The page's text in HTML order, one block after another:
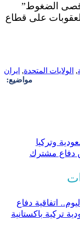
الضغوط”
على قطاع
, الولايات المتحدة, ايران
مواضيع:
وتركيا
دفاع مشترك
اتفاقية دفاع
تركية باكستانية